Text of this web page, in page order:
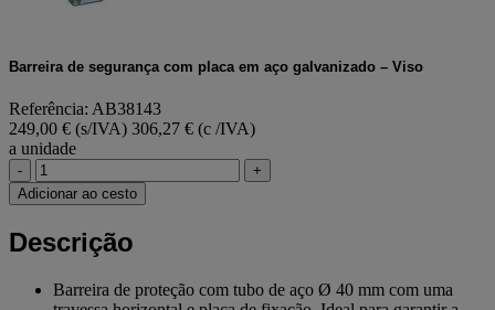
Barreira de segurança com placa em aço galvanizado – Viso
Referência: AB38143
249,00 € (s/IVA) 306,27 € (c /IVA)
a unidade
-
+
Adicionar ao cesto
Descrição
Barreira de proteção com tubo de aço Ø 40 mm com uma